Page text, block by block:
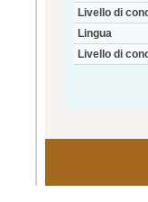
Livello di
Lingua
Livello di